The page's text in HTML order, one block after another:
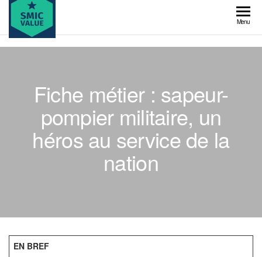
Skip
the
content
value
Menu
Fiche métier : sapeur-
pompier militaire, un
héros au service de la
nation
EN BREF